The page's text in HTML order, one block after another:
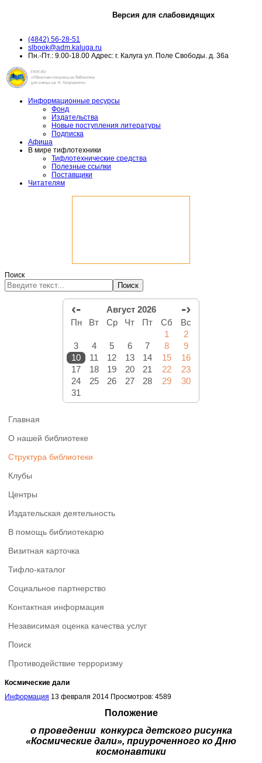
Версия для слабовидящих
(4842) 56-28-51
slbook@adm.kaluga.ru
Пн.-Пт.: 9.00-18.00 Адрес: г. Калуга ул. Поле Свободы. д. 36а
Информационные ресурсы
Фонд
Издательства
Новые поступления литературы
Подписка
Афиша
В мире тифлотехники
Тифлотехнические средства
Полезные ссылки
Поставщики
Читателям
Поиск
Поиск
‹- Август 2026 -›
Пн Вт Ср Чт Пт Сб
Вс
1
2
3
4 5 6 7 8
9
10
11 12 13 14 15
16
17
18 19 20 21 22
23
24
25 26 27 28 29
30
31
Главная
О нашей библиотеке
Структура библиотеки
Клубы
Центры
Издательская деятельность
В помощь библиотекарю
Визитная карточка
Тифло-каталог
Социальное партнерство
Контактная информация
Независимая оценка качества услуг
Поиск
Противодействие терроризму
Космические дали
Информация 13 февраля 2014 Просмотров: 4589
Положение
о проведении конкурса детского рисунка
«Космические дали», приуроченного ко Дню
космонавтики